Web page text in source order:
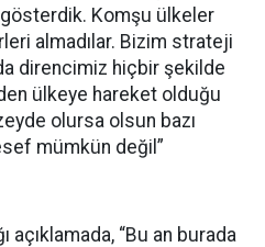
Komşu ülkeler
almadılar. Bizim strateji
direncimiz hiçbir şekilde
ülkeye hareket olduğu
olursa olsun bazı
mümkün değil”
açıklamada, “Bu an burada